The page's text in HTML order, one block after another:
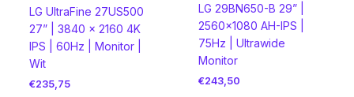
LG UltraFine 27US500
27” | 3840 x 2160 4K
IPS | 60Hz | Monitor |
Wit
€235,75
LG 29BN650-B 29” |
2560×1080 AH-IPS |
75Hz | Ultrawide
Monitor
€243,50